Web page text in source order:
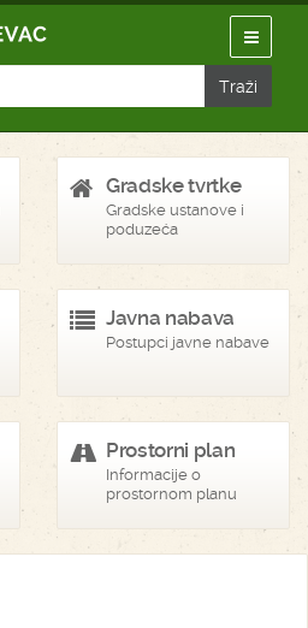
Gradske tvrtke
Gradske ustanove i
poduzeća
Javna nabava
Postupci javne nabave
Prostorni plan
Informacije o
prostornom planu